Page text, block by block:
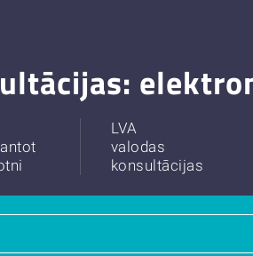
LVA
valodas
konsultācijas